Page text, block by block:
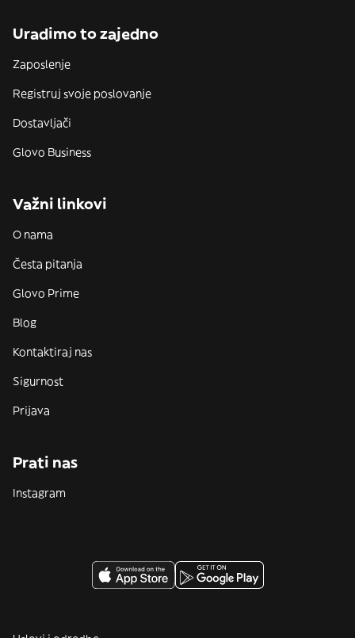
Uradimo to zajedno
Zaposlenje
Registruj svoje poslovanje
Dostavljači
Glovo Business
Važni linkovi
O nama
Česta pitanja
Glovo Prime
Blog
Kontaktiraj nas
Sigurnost
Prijava
Prati nas
Instagram